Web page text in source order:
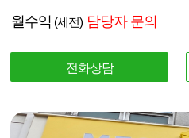
월수익 (세전) 담당자 문의
전화상담